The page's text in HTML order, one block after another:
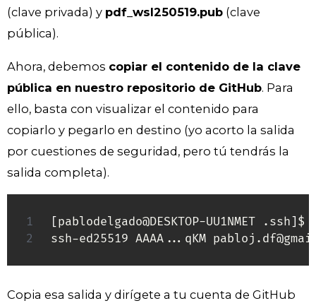
(clave privada) y pdf_wsl250519.pub (clave
pública).
Ahora, debemos copiar el contenido de la clave
pública en nuestro repositorio de GitHub. Para
ello, basta con visualizar el contenido para
copiarlo y pegarlo en destino (yo acorto la salida
por cuestiones de seguridad, pero tú tendrás la
salida completa).
[pablodelgado@DESKTOP-UU1NMET .ssh] $
ssh-ed25519 AAAA ...qKM
Copia esa salida y dirígete a tu cuenta de GitHub